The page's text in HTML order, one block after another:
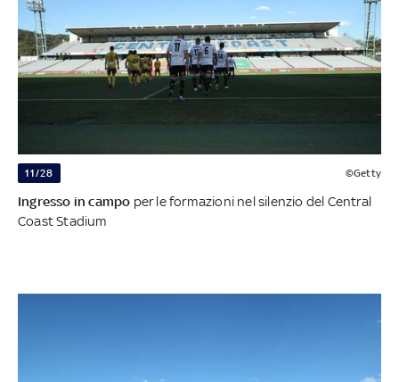
11/28 ©Getty
Ingresso in campo per le formazioni nel silenzio del Central
Coast Stadium